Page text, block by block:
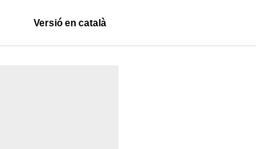
Versió en català